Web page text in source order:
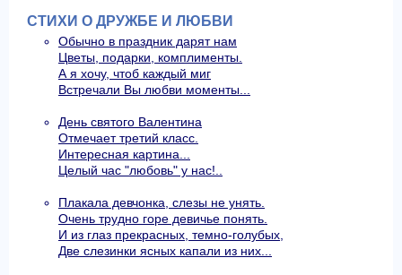
СТИХИ О ДРУЖБЕ И ЛЮБВИ
Обычно в праздник дарят нам
Цветы, подарки, комплименты.
А я хочу, чтоб каждый миг
Встречали Вы любви моменты...
День святого Валентина
Отмечает третий класс.
Интересная картина...
Целый час "любовь" у нас!..
Плакала девчонка, слезы не унять.
Очень трудно горе девичье понять.
И из глаз прекрасных, темно-голубых,
Две слезинки ясных капали из них...